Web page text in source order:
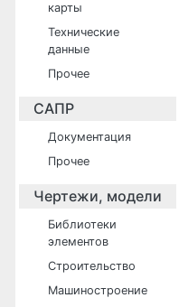
карты
Технические
данные
Прочее
САПР
Документация
Прочее
Чертежи, модели
Библиотеки
элементов
Строительство
Машиностроение